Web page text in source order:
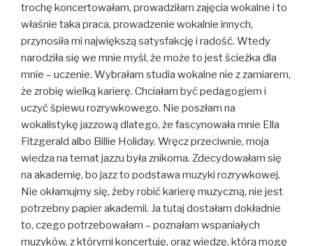
trochę koncertowałam, prowadziłam zajęcia wokalne i to
właśnie taka praca, prowadzenie wokalnie innych,
przynosiła mi największą satysfakcję i radość. Wtedy
narodziła się we mnie myśl, że może to jest ścieżka dla
mnie – uczenie. Wybrałam studia wokalne nie z zamiarem,
że zrobię wielką karierę. Chciałam być pedagogiem i
uczyć śpiewu rozrywkowego. Nie poszłam na
wokalistykę jazzową dlatego, że fascynowała mnie Ella
Fitzgerald albo Billie Holiday. Wręcz przeciwnie, moja
wiedza na temat jazzu była znikoma. Zdecydowałam się
na akademię, bo jazz to podstawa muzyki rozrywkowej.
Nie okłamujmy się, żeby robić karierę muzyczną, nie jest
potrzebny papier akademii. Ja tutaj dostałam dokładnie
to, czego potrzebowałam – poznałam wspaniałych
muzyków, z którymi koncertuję, oraz wiedzę, którą mogę